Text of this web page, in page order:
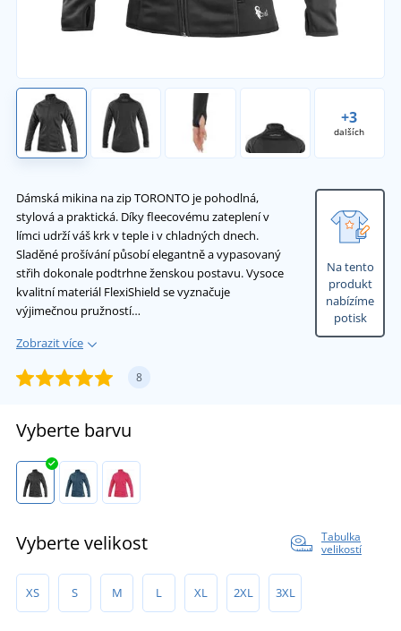
+3
dalších
Dámská mikina na zip TORONTO je pohodlná,
stylová a praktická. Díky fleecovému zateplení v
límci udrží váš krk v teple i v chladných dnech.
Sladěné prošívání působí elegantně a vypasovaný
střih dokonale podtrhne ženskou postavu. Vysoce
kvalitní materiál FlexiShield se vyznačuje
výjimečnou pružností…
Zobrazit více
8
Na tento
produkt
nabízíme
potisk
Vyberte barvu
Vyberte velikost
Tabulka
velikostí
XS S M L XL 2XL 3XL